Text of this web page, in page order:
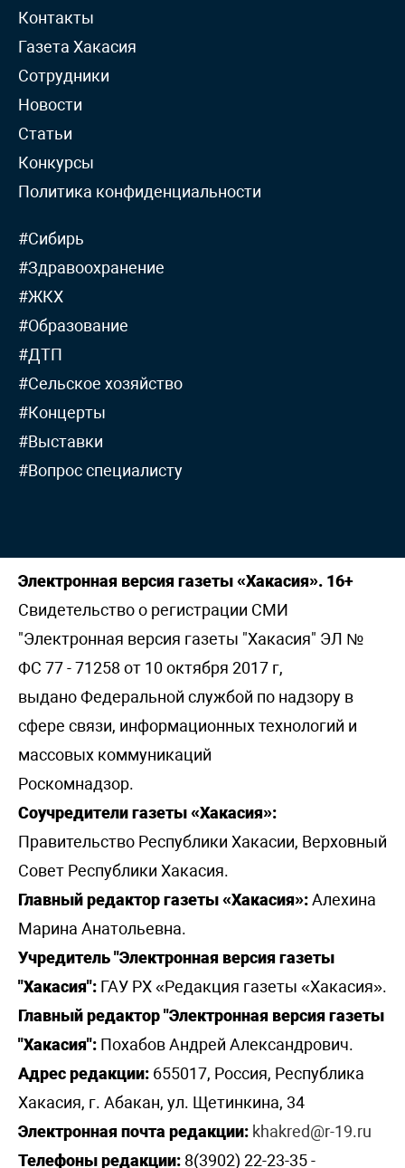
Контакты
Газета Хакасия
Сотрудники
Новости
Статьи
Конкурсы
Политика конфиденциальности
#Сибирь
#Здравоохранение
#ЖКХ
#Образование
#ДТП
#Сельское хозяйство
#Концерты
#Выставки
#Вопрос специалисту
Электронная версия газеты «Хакасия». 16+
Свидетельство о регистрации СМИ
"Электронная версия газеты "Хакасия" ЭЛ №
ФС 77 - 71258 от 10 октября 2017 г,
выдано Федеральной службой по надзору в
сфере связи, информационных технологий и
массовых коммуникаций
Роскомнадзор.
Соучредители газеты «Хакасия»:
Правительство Республики Хакасии, Верховный
Совет Республики Хакасия.
Главный редактор газеты «Хакасия»:Алехина
Марина Анатольевна.
Учредитель "Электронная версия газеты
"Хакасия": ГАУ РХ «Редакция газеты «Хакасия».
Главный редактор "Электронная версия газеты
"Хакасия": Похабов Андрей Александрович.
Адрес редакции: 655017, Россия, Республика
Хакасия, г. Абакан, ул. Щетинкина, 34
Электронная почта редакции: khakred@r-19.ru
Телефоны редакции: 8(3902) 22-23-35 -